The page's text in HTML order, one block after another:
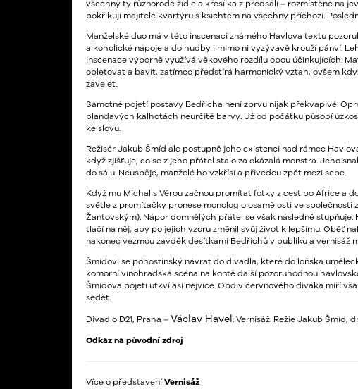
všechny ty různorodé židle a křesílka z předsálí – rozmístěné na
pokřikují majitelé kvartýru s ksichtem na všechny příchozí.
Manželské duo má v této inscenaci známého Havlova textu
alkoholické nápoje a do hudby i mimo ni vyzývavě krouží pánví.
inscenace výborně využívá věkového rozdílu obou účinkujících.
obletovat a bavit, zatímco předstírá harmonický vztah, ovšem
zavelet.
Samotné pojetí postavy Bedřicha není zprvu nijak překvapivé.
plandavých kalhotách neurčité barvy. Už od počátku působí
ke slovu.
Režisér Jakub Šmíd ale postupně jeho existenci nad rámec
když zjišťuje, co se z jeho přátel stalo za okázalá monstra. Jeho
do sálu. Neuspěje, manželé ho vzkřísí a přivedou zpět mezi sebe.
Když mu Michal s Věrou začnou promítat fotky z cest po Africe a
světle z promítačky pronese monolog o osamělosti ve
Žantovským). Nápor domnělých přátel se však následně
tlačí na něj, aby po jejich vzoru změnil svůj život k lepšímu. Oběť
nakonec vezmou zavděk desítkami Bedřichů v publiku a vernisáž
Šmídovi se pohostinský návrat do divadla, které do loňska
komorní vinohradská scéna na kontě další pozoruhodnou
Šmídova pojetí utkví asi nejvíce. Obdiv červnového diváka míří
sedět.
Divadlo D21, Praha – Václav Havel : Vernisáž. Režie Jakub Šmíd,
Odkaz na původní zdroj
Více o představení Vernisáž